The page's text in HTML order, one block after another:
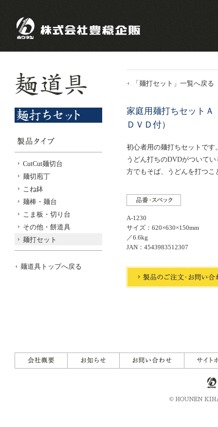
「麺打セット」一覧へ戻る
家庭用麺打ちセットＡ
ＤＶＤ付）
初心者用の麺打ちセットです
うどん打ちのDVDがついて
方でもそば、うどんを打つこ
A-1230
サイズ：620×630×150mm
／6.6kg
JAN：4543983512307
CutCut麺切台
麺切庖丁
こね鉢
麺棒・麺台
こま板・切り台
その他・餅道具
麺打セット
麺道具トップへ戻る